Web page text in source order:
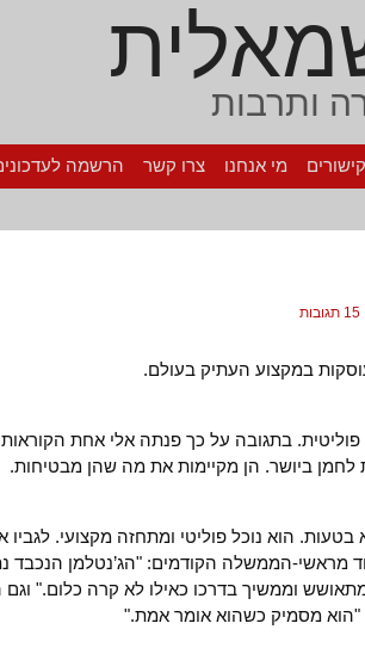
ותרבות
קישורים מי אנחנו צרו קשר הרשמה
15 תגובות
במקצוע העתיק בעולם.
בתגובה על כך פנתה אלי אחת
לחמן ביושר. הן מקיימות את מה שהן מבטיחות.
הוא נוכל פוליטי ומתחזה מקצועי.
מראשי-הממשלה הקודמים: "הג’נטלמן הנכבד
וממשיך בדרכו כאילו לא קרה כלום." וגם
"הוא מסמיק כשהוא אומר אמת."